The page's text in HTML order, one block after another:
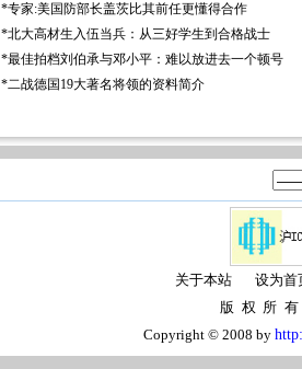
*专家:美国防部长盖茨比其前任更懂得合作
*北大高材生入伍当兵：从三好学生到合格战士
*最佳拍档刘伯承与邓小平：难以放进去一个顿号
*二战德国19大著名将领的资料简介